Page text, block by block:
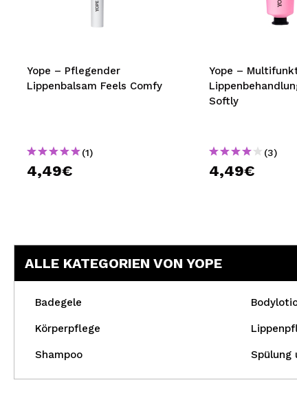
MAQUIFARMA
TRAVEL SIZE
NATURE
SPECIALS
OUTLET
BLOG
Yope – Pflegender
Lippenbalsam Feels Comfy
(1)
4,49€
Yope –
Softly
(3)
4,49€
ALLE KATEGORIEN VON YOPE
Badegele
Körperpflege
Shampoo Spülung